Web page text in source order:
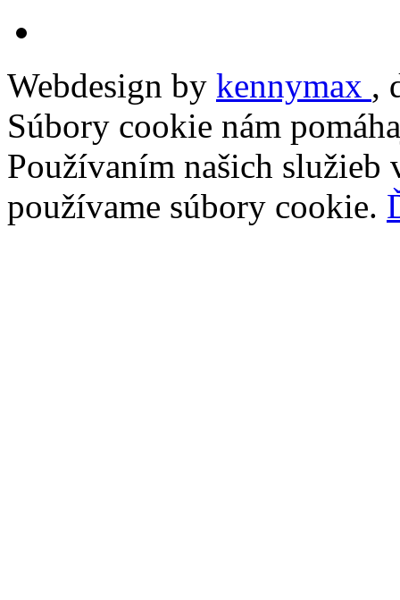
Webdesign by kennymax ,
Súbory cookie nám
Používaním našich služieb
používame súbory cookie.